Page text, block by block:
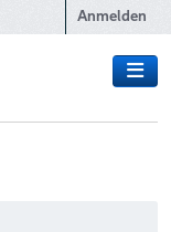
Anmelden